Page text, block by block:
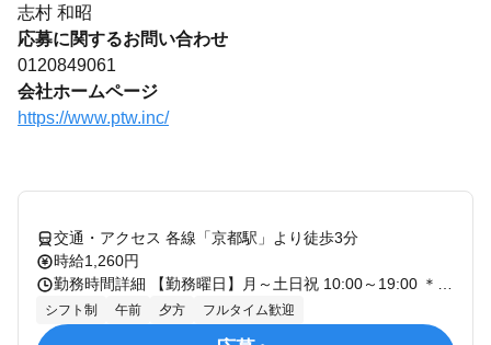
志村 和昭
応募に関するお問い合わせ
0120849061
会社ホームページ
https://www.ptw.inc/
交通・アクセス 各線「京都駅」より徒歩3分
時給1,260円
シフト制 午前 夕方 フルタイム歓迎